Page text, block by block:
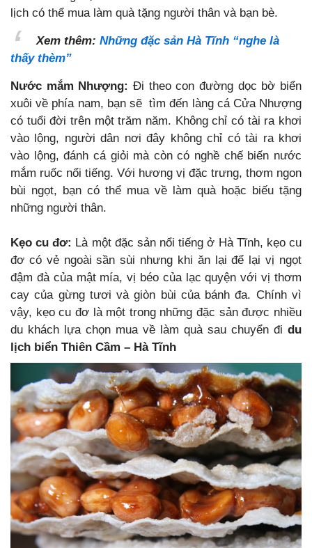
lịch có thể mua làm quà tặng người thân và bạn bè.
Xem thêm: Những đặc sản Hà Tĩnh “nghe là
thấy thèm”
Nước mắm Nhượng: Đi theo con đường dọc bờ biển
xuôi về phía nam, bạn sẽ tìm đến làng cá Cửa Nhượng
có tuổi đời trên một trăm năm. Không chỉ có tài ra khơi
vào lộng, người dân nơi đây không chỉ có tài ra khơi
vào lộng, đánh cá giỏi mà còn có nghề chế biến nước
mắm ruốc nổi tiếng. Với hương vị đặc trưng, thơm ngon
bùi ngọt, bạn có thể mua về làm quà hoặc biếu tặng
những người thân.
Kẹo cu đơ: Là một đặc sản nổi tiếng ở Hà Tĩnh, kẹo cu
đơ có vẻ ngoài sần sùi nhưng khi ăn lại để lại vị ngọt
đậm đà của mật mía, vị béo của lạc quyện với vị thơm
cay của gừng tươi và giòn bùi của bánh đa. Chính vì
vậy, kẹo cu đơ là một trong những đặc sản được nhiều
du khách lựa chọn mua về làm quà sau chuyển đi du
lịch biển Thiên Cầm – Hà Tĩnh